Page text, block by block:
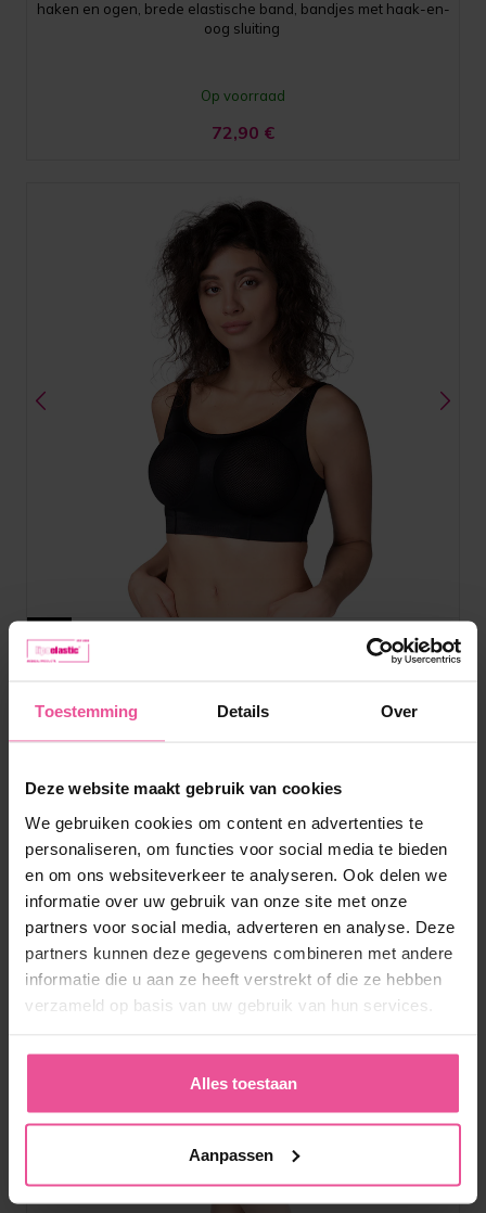
Toestemming Details Over
Deze website maakt gebruik van cookies
We gebruiken cookies om content en advertenties te
personaliseren, om functies voor social media te bieden
en om ons websiteverkeer te analyseren. Ook delen we
informatie over uw gebruik van onze site met onze
partners voor social media, adverteren en analyse. Deze
partners kunnen deze gegevens combineren met andere
informatie die u aan ze heeft verstrekt of die ze hebben
verzameld op basis van uw gebruik van hun services.
Alles toestaan
Aanpassen
haken en ogen, brede elastische band, bandjes met haak-en-
oog sluiting
Op voorraad
72,90 €
aan de achterkant
Op voorraad
89,90 €